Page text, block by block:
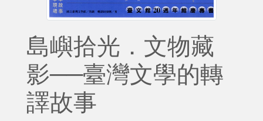
島嶼拾光．文物藏
影──臺灣文學的轉
譯故事